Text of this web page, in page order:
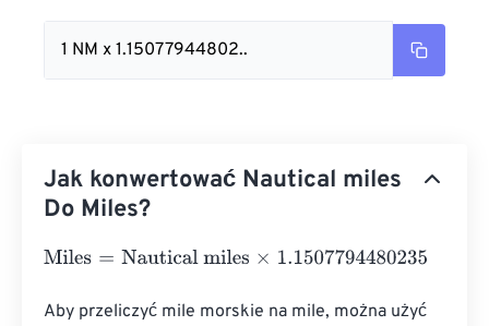
1 NM x 1.15077944802..
Jak konwertować Nautical miles
Do Miles?
Miles= Nautical miles×1.1507794480235
Aby przeliczyć mile morskie na mile, można użyć